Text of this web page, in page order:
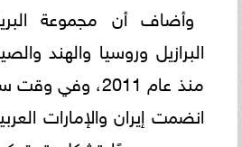
وأضاف أن مجموعة
البرازيل وروسيا والهند
منذ عام 2011،
انضمت إيران والإمارات